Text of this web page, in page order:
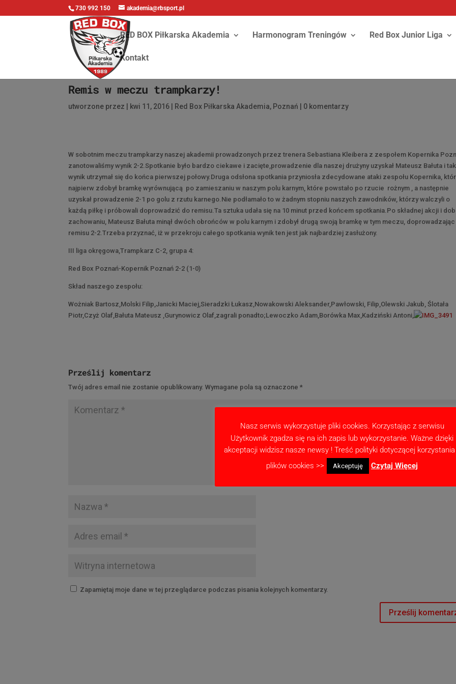
730 992 150 akademia@rbsport.pl
RED BOX Piłkarska Akademia Harmonogram Treningów Red Box Junior Liga
Kontakt
Remis w meczu trampkarzy!
utworzone przez kwi 11, 2016 Red Box Piłkarska Akademia, Poznań 0 komentarzy
W sobotnim meczu trampkarzy naszej akademii prowadzonych przez trenera Sebastiana Kleibera z zespołem Kopernika
zanotowaliśmy wynik 2-2.Spotkanie było bardzo ciekawe i zacięte,prowadzenie dla naszej drużyny uzyskał Mateusz Bałuta i
wynik utrzymał się do końca pierwszej połowy.Druga odsłona spotkania przyniosła zdecydowane ataki zespołu Kopernika,
najpierw zdobył bramkę wyrównującą po zamieszaniu w naszym polu karnym, które powstało po rzucie rożnym , a następnie
uzyskał prowadzenie 2-1 po golu z rzutu karnego.Nie podłamało to w żadnym stopniu naszych zawodników, którzy walczyli o
każdą piłkę i próbowali doprowadzić do remisu.Ta sztuka udała się na 10 minut przed końcem spotkania.Po składnej akcji i
zachowaniu, Mateusz Bałuta minął dwóch obrońców w polu karnym i zdobył drugą swoją bramkę w tym meczu,
remisu 2-2.Trzeba przyznać, iż w przekroju całego spotkania wynik ten jest jak najbardziej zasłużony.
III liga okręgowa,Trampkarz C-2, grupa 4:
Red Box Poznań-Kopernik Poznań 2-2 (1-0)
Skład naszego zespołu:
Wożniak Bartosz,Molski Filip,Janicki Maciej,Sieradzki Łukasz,Nowakowski Aleksander,Pawłowski, Filip,Olewski Jakub, Ślotała
Piotr,Czyż Olaf,Bałuta Mateusz ,Gurynowicz Olaf,zagrali ponadto;Lewoczko Adam,Borówka Max,Kadziński Antoni,
Prześlij komentarz
Twój adres email nie zostanie opublikowany. Wymagane pola są oznaczone*
Zapamiętaj moje dane w tej przeglądarce podczas pisania kolejnych komentarzy.
Nasz serwis wykorzystuje pliki cookies. Korzystając z serwisu
Użytkownik zgadza się na ich zapis lub wykorzystanie. Ważne dzięki
akceptacji widzisz nasze newsy ! Treść polityki dotyczącej
plików cookies >>
Akceptuję Czytaj Więcej